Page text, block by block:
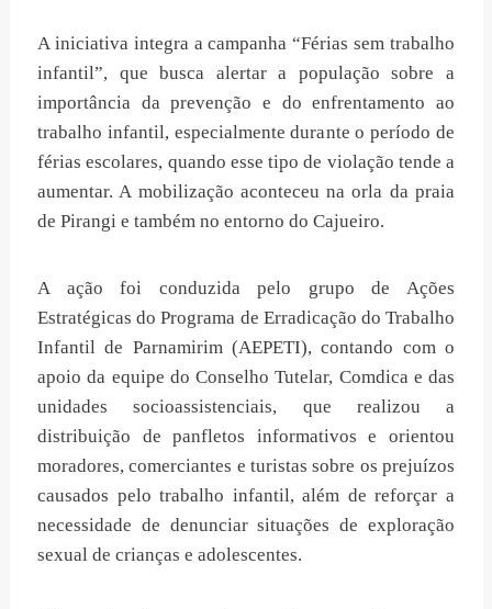
A iniciativa integra a campanha “Férias sem trabalho
infantil”, que busca alertar a população sobre a
importância da prevenção e do enfrentamento ao
trabalho infantil, especialmente durante o período de
férias escolares, quando esse tipo de violação tende a
aumentar. A mobilização aconteceu na orla da praia
de Pirangi e também no entorno do Cajueiro.
A ação foi conduzida pelo grupo de Ações
Estratégicas do Programa de Erradicação do Trabalho
Infantil de Parnamirim (AEPETI), contando com o
apoio da equipe do Conselho Tutelar, Comdica e das
unidades socioassistenciais, que realizou a
distribuição de panfletos informativos e orientou
moradores, comerciantes e turistas sobre os prejuízos
causados pelo trabalho infantil, além de reforçar a
necessidade de denunciar situações de exploração
sexual de crianças e adolescentes.